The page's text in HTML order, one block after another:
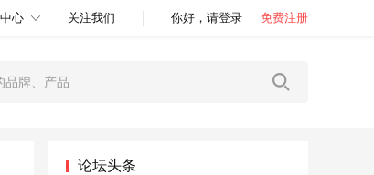
心 关注我们 你好，请登录 免费注册
论坛头条